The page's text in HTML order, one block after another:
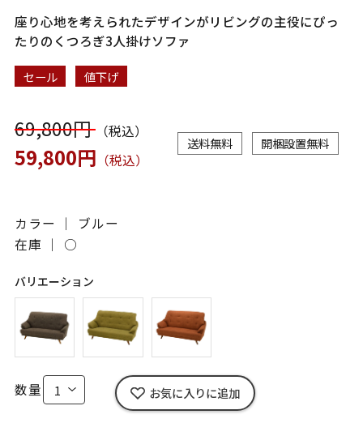
座り心地を考えられたデザインがリビングの主役にぴっ
たりのくつろぎ3人掛けソファ
セール 値下げ
69,800円（税込）
59,800円 （税込）
送料無料 開梱設置無料
カラー ｜ ブルー
在庫 ｜ ○
バリエーション
数量 お気に入りに追加